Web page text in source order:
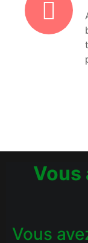
Vous
Vous